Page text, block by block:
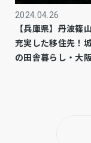
ガス 都市
都市計画 市街
用途地域 1種
ン
2024.04.26
【兵庫県】丹波篠
充実した移住先！
の田舎暮らし・大